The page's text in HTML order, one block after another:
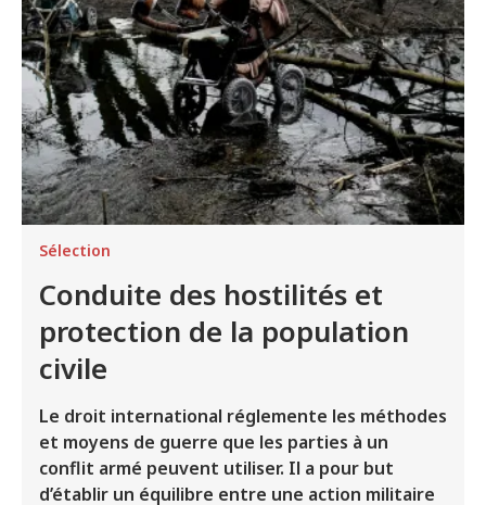
Sélection
Conduite des hostilités et
protection de la population
civile
Le droit international réglemente les méthodes
et moyens de guerre que les parties à un
conflit armé peuvent utiliser. Il a pour but
d’établir un équilibre entre une action militaire